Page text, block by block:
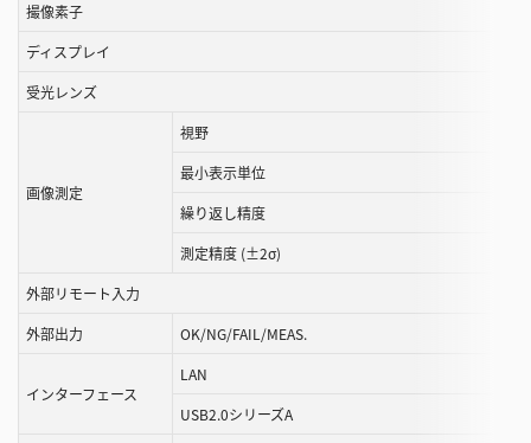
撮像素子
ディスプレイ
受光レンズ
画像測定
視野
最小表示単位
繰り返し精度
測定精度 (±2σ)
外部リモート入力
外部出力
OK/NG/FAIL/MEAS.
インターフェース
LAN
USB2.0シリーズA